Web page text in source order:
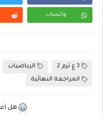
واتساب
3 ع ترم 2 الرياضيات
المراجعة النهائية
هل